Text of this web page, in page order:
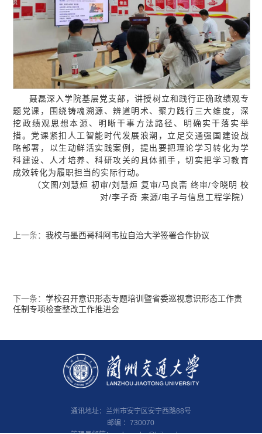
聂磊深入学院基层党支部，讲授树立和践行正确政绩观专
题党课，围绕铸魂溯源、辨道明术、聚力践行三大维度，深
挖政绩观思想本源、明晰干事方法路径、明确实干落实举
措。党课紧扣人工智能时代发展浪潮，立足交通强国建设战
略部署，以生动鲜活实践案例，提出要把理论学习转化为学
科建设、人才培养、科研攻关的具体抓手，切实把学习教育
成效转化为履职担当的实际行动。
（文图/刘慧烜 初审/刘慧烜 复审/马良斋 终审/令晓明 校
对/李子奇 来源/电子与信息工程学院）
上一条：我校与墨西哥科阿韦拉自治大学签署合作协议
下一条：学校召开意识形态专题培训暨省委巡视意识形态工作责
任制专项检查整改工作推进会
通讯地址：兰州市安宁区安宁西路88号
邮编 ：730070